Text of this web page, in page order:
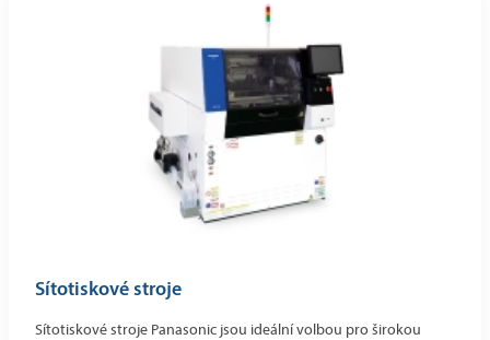
Sítotiskové stroje
Sítotiskové stroje Panasonic jsou ideální volbou pro širokou